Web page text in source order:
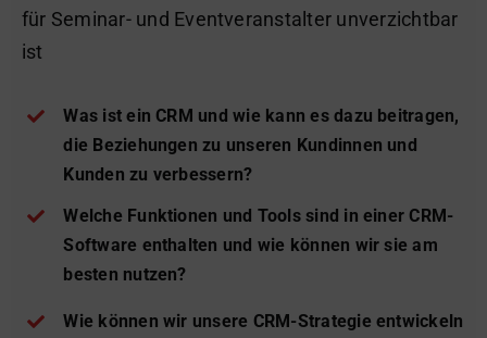
für Seminar- und Eventveranstalter unverzichtbar
ist
Was ist ein CRM und wie kann es dazu beitragen,
die Beziehungen zu unseren Kundinnen und
Kunden zu verbessern?
Welche Funktionen und Tools sind in einer CRM-
Software enthalten und wie können wir sie am
besten nutzen?
Wie können wir unsere CRM-Strategie entwickeln